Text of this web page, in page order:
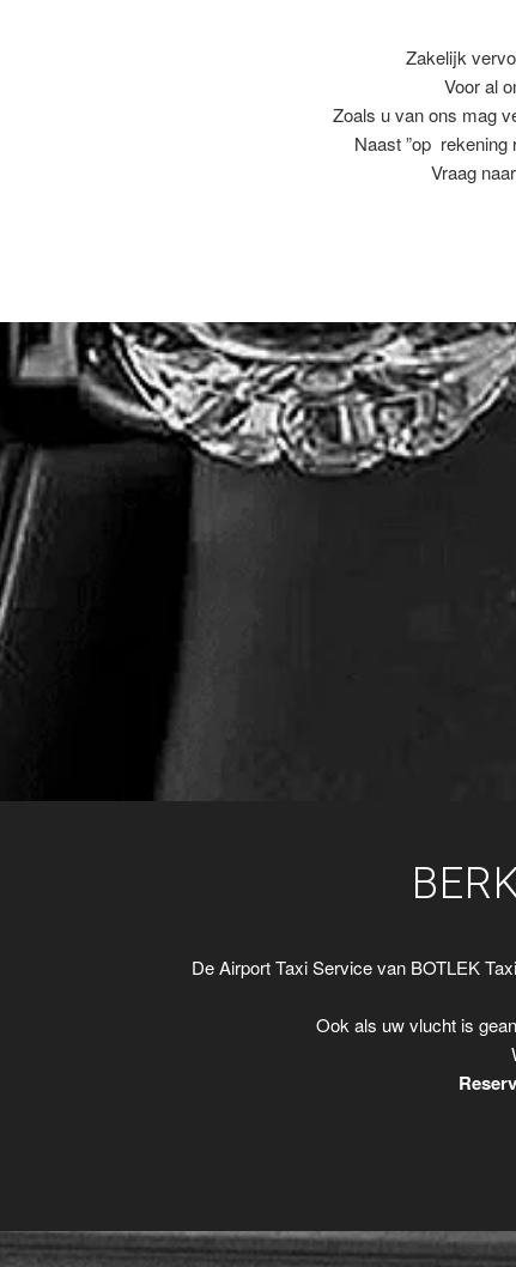
Zakelijk
Voor al
Zoals u van ons mag
Naast ”op rekening
Vraag
De Airport Taxi Service van BOTLEK
Ook als uw vlucht is